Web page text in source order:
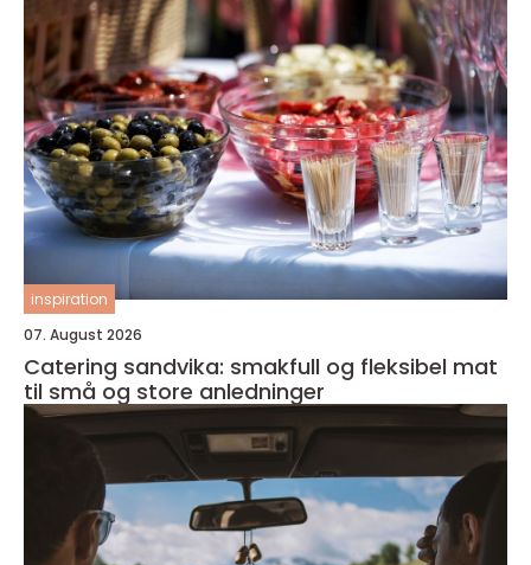
inspiration
07. August 2026
Catering sandvika: smakfull og fleksibel mat
til små og store anledninger